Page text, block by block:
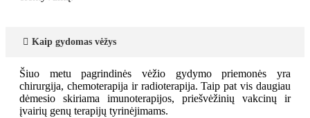
Kaip gydomas vėžys
Šiuo metu pagrindinės vėžio gydymo priemonės yra
chirurgija, chemoterapija ir radioterapija. Taip pat vis daugiau
dėmesio skiriama imunoterapijos, priešvėžinių vakcinų ir
įvairių genų terapijų tyrinėjimams.